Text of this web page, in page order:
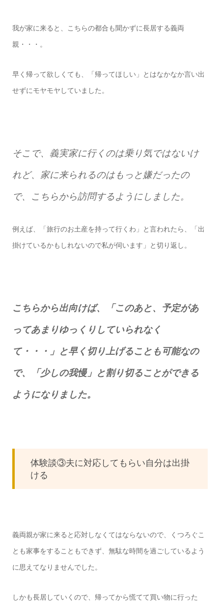
我が家に来ると、こちらの都合も聞かずに長居する義両
親・・・。
早く帰って欲しくても、「帰ってほしい」とはなかなか言い出
せずにモヤモヤしていました。
そこで、義実家に行くのは乗り気ではないけ
れど、家に来られるのはもっと嫌だったの
で、こちらから訪問するようにしました。
例えば、「旅行のお土産を持って行くわ」と言われたら、「出
掛けているかもしれないので私が伺います」と切り返し。
こちらから出向けば、「このあと、予定があ
ってあまりゆっくりしていられなく
て・・・」と早く切り上げることも可能なの
で、「少しの我慢」と割り切ることができる
ようになりました。
体験談③夫に対応してもらい自分は出掛
ける
義両親が家に来ると応対しなくてはならないので、くつろぐこ
とも家事をすることもできず、無駄な時間を過ごしているよう
に思えてなりませんでした。
しかも長居していくので、帰ってから慌てて買い物に行った